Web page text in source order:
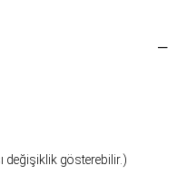
değişiklik gösterebilir.)